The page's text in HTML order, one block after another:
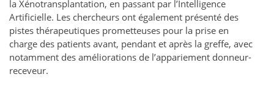
la Xénotransplantation, en passant par l’Intelligence
Artificielle. Les chercheurs ont également présenté des
pistes thérapeutiques prometteuses pour la prise en
charge des patients avant, pendant et après la greffe, avec
notamment des améliorations de l’appariement donneur-
receveur.